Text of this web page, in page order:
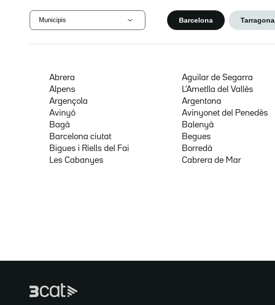
Municipis Barcelona Tarragona
Abrera Aguilar de Segarra
Alpens
L'Ametlla del Vallès
Argençola
Argentona
Avinyó
Avinyonet del Penedès
Bagà
Balenyà
Barcelona ciutat
Begues
Bigues i Riells del Fai
Borredà
Les Cabanyes
Cabrera de Mar